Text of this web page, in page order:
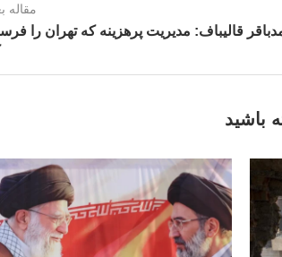
مقاله
قالیباف: مدیریت پرهزینه که تهران را
باشید